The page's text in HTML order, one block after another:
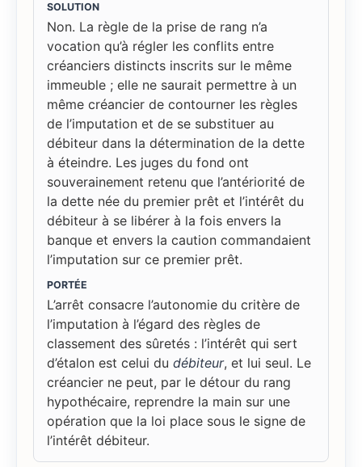
SOLUTION
Non. La règle de la prise de rang n’a
vocation qu’à régler les conflits entre
créanciers distincts inscrits sur le même
immeuble ; elle ne saurait permettre à un
même créancier de contourner les règles
de l’imputation et de se substituer au
débiteur dans la détermination de la dette
à éteindre. Les juges du fond ont
souverainement retenu que l’antériorité de
la dette née du premier prêt et l’intérêt du
débiteur à se libérer à la fois envers la
banque et envers la caution commandaient
l’imputation sur ce premier prêt.
PORTÉE
L’arrêt consacre l’autonomie du critère de
l’imputation à l’égard des règles de
classement des sûretés : l’intérêt qui sert
d’étalon est celui du débiteur, et lui seul. Le
créancier ne peut, par le détour du rang
hypothécaire, reprendre la main sur une
opération que la loi place sous le signe de
l’intérêt débiteur.